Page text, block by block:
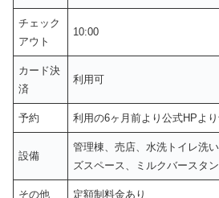
チェック
アウト
10:00
カード決
済
利用可
予約 利用の6ヶ月前より公式HPよ
設備
管理棟、売店、水洗トイレ洗
ズスペース、ミルクバースタ
その他 定額制料金あり